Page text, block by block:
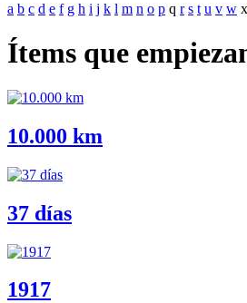
a b c d e f g h i j k l m n o p q r s t u v w x
Ítems que
10.000 km
37 días
1917